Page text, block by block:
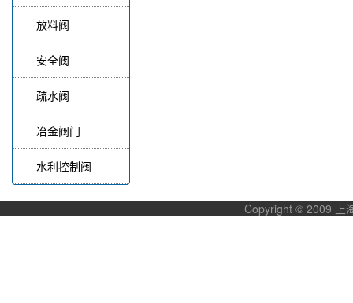
放料阀
安全阀
疏水阀
冶金阀门
水利控制阀
Copyright © 2009 上